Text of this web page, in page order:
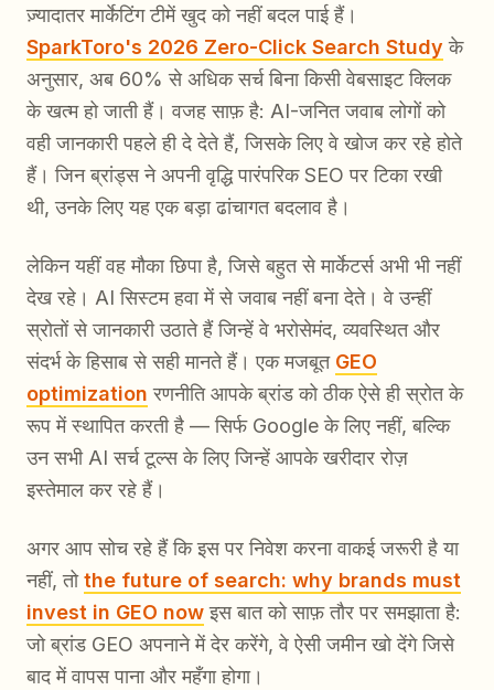
ज़्यादातर मार्केटिंग टीमें खुद को नहीं बदल पाई हैं।
SparkToro's 2026 Zero-Click Search Study के
अनुसार, अब 60% से अधिक सर्च बिना किसी वेबसाइट क्लिक
के खत्म हो जाती हैं। वजह साफ़ है: AI-जनित जवाब लोगों को
वही जानकारी पहले ही दे देते हैं, जिसके लिए वे खोज कर रहे होते
हैं। जिन ब्रांड्स ने अपनी वृद्धि पारंपरिक SEO पर टिका रखी
थी, उनके लिए यह एक बड़ा ढांचागत बदलाव है।
लेकिन यहीं वह मौका छिपा है, जिसे बहुत से मार्केटर्स अभी भी नहीं
देख रहे। AI सिस्टम हवा में से जवाब नहीं बना देते। वे उन्हीं
स्रोतों से जानकारी उठाते हैं जिन्हें वे भरोसेमंद, व्यवस्थित और
संदर्भ के हिसाब से सही मानते हैं। एक मजबूत GEO
optimization रणनीति आपके ब्रांड को ठीक ऐसे ही स्रोत के
रूप में स्थापित करती है — सिर्फ Google के लिए नहीं, बल्कि
उन सभी AI सर्च टूल्स के लिए जिन्हें आपके खरीदार रोज़
इस्तेमाल कर रहे हैं।
अगर आप सोच रहे हैं कि इस पर निवेश करना वाकई जरूरी है या
नहीं, तोthe future of search: why brands must
invest in GEO nowइस बात को साफ़ तौर पर समझाता है:
जो ब्रांड GEO अपनाने में देर करेंगे, वे ऐसी जमीन खो देंगे जिसे
बाद में वापस पाना और महँगा होगा।